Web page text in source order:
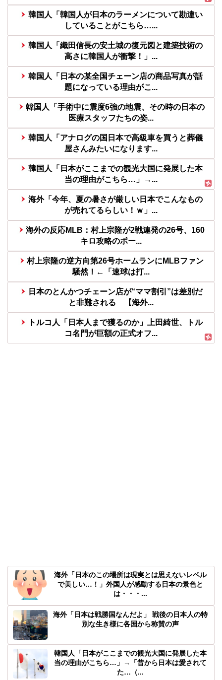
韓国人「韓国人が日本のラーメンについて勘違い
していることがこちら…...
韓国人「織田信長の安土城の復元図と建築技術の
高さに韓国人が衝撃！」...
韓国人「日本の某全国チェーン店の商品写真が話
題になっている理由がこ...
韓国人「手術中に震度6強の地震、その時の日本の
医療スタッフたちの姿...
韓国人「アナログの国日本で高級車を買うと葬儀
屋さんみたいになります...
韓国人「日本がここまでの観光大国に発展した本
当の理由がこちら…」→...
海外「今年、夏の暑さが厳しい日本でこんなもの
が売れてるらしい！ｗ」...
海外の反応MLB：村上宗隆が2戦連発の26号、160
キロ攻略のポー...
村上宗隆の逆方向第26号ホームランにMLBファン
騒然！←「速球は打...
日本のとんかつチェーン店が“ママ割引”は差別だ
と非難される 【海外...
トルコ人「日本人まで獲るのか」上田綺世、トル
コ名門が巨額の正式オフ...
海外「日本のこの場所は現実とは思えないレベル
で美しい…！」外国人が感動する日本の景色と
は・・・...
海外「日本は戦勝国なんだよ」 戦後の日本人の特
別な生き様に各国から称賛の声
韓国人「日本がここまでの観光大国に発展した本
当の理由がこちら…」→「昔から日本は愛されて
た…（...